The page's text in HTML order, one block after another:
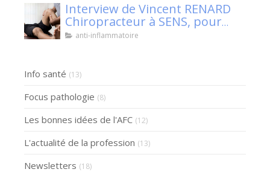
Interview de Vincent RENARD
Chiropracteur à SENS, pour
Klaser.
anti-inflammatoire
Info santé (13)
Focus pathologie (8)
Les bonnes idées de l'AFC (12)
L'actualité de la profession (13)
Newsletters (18)